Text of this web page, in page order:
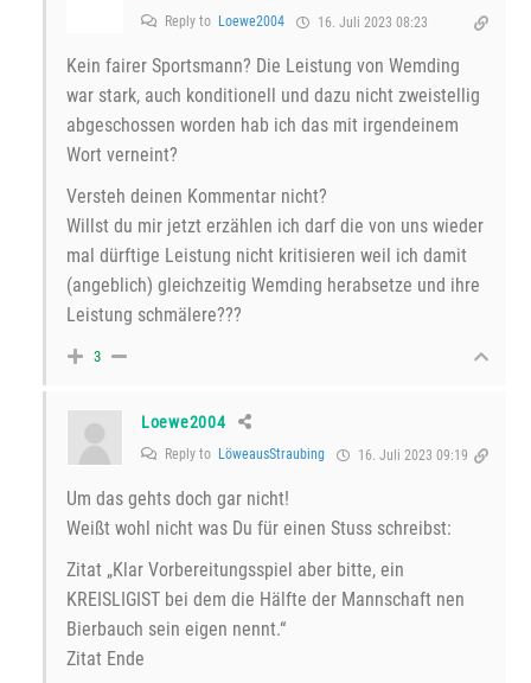
Reply to Loewe2004 16. Juli 2023 08:23
Kein fairer Sportsmann? Die Leistung von Wemding
war stark, auch konditionell und dazu nicht zweistellig
abgeschossen worden hab ich das mit irgendeinem
Wort verneint?
Versteh deinen Kommentar nicht?
Willst du mir jetzt erzählen ich darf die von uns wieder
mal dürftige Leistung nicht kritisieren weil ich damit
(angeblich) gleichzeitig Wemding herabsetze und ihre
Leistung schmälere???
3
Loewe2004
Reply to LöweausStraubing 16. Juli 2023 09:19
Um das gehts doch gar nicht!
Weißt wohl nicht was Du für einen Stuss schreibst:
Zitat „Klar Vorbereitungsspiel aber bitte, ein
KREISLIGIST bei dem die Hälfte der Mannschaft nen
Bierbauch sein eigen nennt.“
Zitat Ende